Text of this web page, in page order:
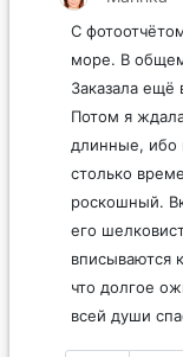
С
море. В
Заказала
Потом я
длинные, ибо
столько
роскошный.
его
вписываются
что долгое
всей души